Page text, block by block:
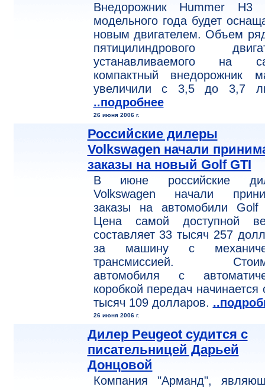
Внедорожник Hummer H3
модельного года будет
новым двигателем. Объем
пятицилиндрового
устанавливаемого на
компактный внедорожник
увеличили с 3,5 до 3,7
..подробнее
26 июня 2006 г.
Российские дилеры
Volkswagen начали
заказы на новый Golf GTI
В июне российские
Volkswagen начали
заказы на автомобили Golf
Цена самой доступной
составляет 33 тысяч 257
за машину с
трансмиссией.
автомобиля с
коробкой передач начинается
тысяч 109 долларов.
26 июня 2006 г.
Дилер Peugeot судится с
писательницей Дарьей
Донцовой
Компания "Арманд",